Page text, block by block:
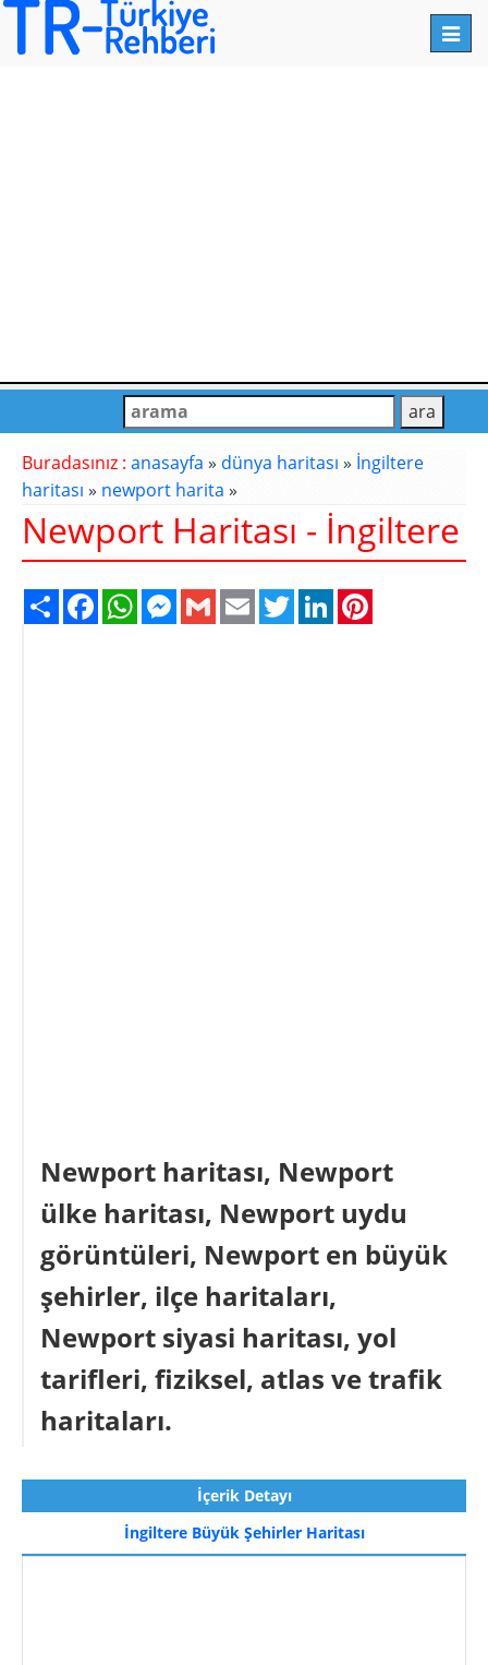
Buradasınız : anasayfa » dünya haritası » İngiltere
haritası » newport harita »
Newport Haritası - İngiltere
Share FacebookWhatsAppMessenger
Gmail Email TwitterLinkedIn
Newport haritası, Newport
ülke haritası, Newport uydu
görüntüleri, Newport en büyük
şehirler, ilçe haritaları,
Newport siyasi haritası, yol
tarifleri, fiziksel, atlas ve trafik
haritaları.
İçerik Detayı
İngiltere Büyük Şehirler Haritası